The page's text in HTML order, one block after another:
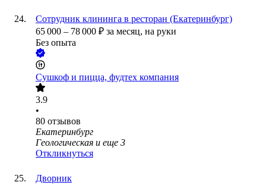
Сотрудник клининга в ресторан (Екатеринбург)
65 000 – 78 000 ₽ за месяц, на руки
Без опыта
Сушкоф и пицца, фудтех компания
3.9
•
80 отзывов
Екатеринбург
Геологическая и еще 3
Откликнуться
Дворник